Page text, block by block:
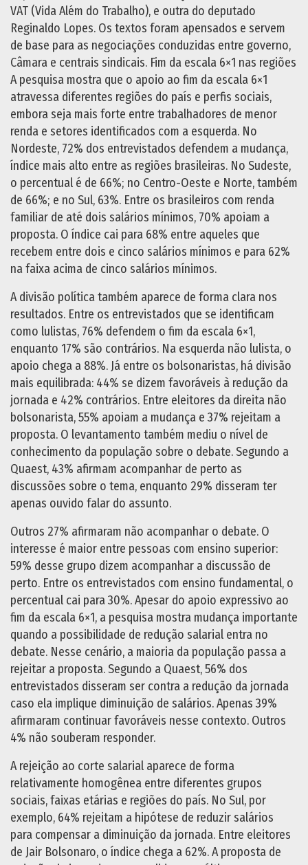
VAT (Vida Além do Trabalho), e outra do deputado
Reginaldo Lopes. Os textos foram apensados e servem
de base para as negociações conduzidas entre governo,
Câmara e centrais sindicais. Fim da escala 6×1 nas regiões
A pesquisa mostra que o apoio ao fim da escala 6×1
atravessa diferentes regiões do país e perfis sociais,
embora seja mais forte entre trabalhadores de menor
renda e setores identificados com a esquerda. No
Nordeste, 72% dos entrevistados defendem a mudança,
índice mais alto entre as regiões brasileiras. No Sudeste,
o percentual é de 66%; no Centro-Oeste e Norte, também
de 66%; e no Sul, 63%. Entre os brasileiros com renda
familiar de até dois salários mínimos, 70% apoiam a
proposta. O índice cai para 68% entre aqueles que
recebem entre dois e cinco salários mínimos e para 62%
na faixa acima de cinco salários mínimos.
A divisão política também aparece de forma clara nos
resultados. Entre os entrevistados que se identificam
como lulistas, 76% defendem o fim da escala 6×1,
enquanto 17% são contrários. Na esquerda não lulista, o
apoio chega a 88%. Já entre os bolsonaristas, há divisão
mais equilibrada: 44% se dizem favoráveis à redução da
jornada e 42% contrários. Entre eleitores da direita não
bolsonarista, 55% apoiam a mudança e 37% rejeitam a
proposta. O levantamento também mediu o nível de
conhecimento da população sobre o debate. Segundo a
Quaest, 43% afirmam acompanhar de perto as
discussões sobre o tema, enquanto 29% disseram ter
apenas ouvido falar do assunto.
Outros 27% afirmaram não acompanhar o debate. O
interesse é maior entre pessoas com ensino superior:
59% desse grupo dizem acompanhar a discussão de
perto. Entre os entrevistados com ensino fundamental, o
percentual cai para 30%. Apesar do apoio expressivo ao
fim da escala 6×1, a pesquisa mostra mudança importante
quando a possibilidade de redução salarial entra no
debate. Nesse cenário, a maioria da população passa a
rejeitar a proposta. Segundo a Quaest, 56% dos
entrevistados disseram ser contra a redução da jornada
caso ela implique diminuição de salários. Apenas 39%
afirmaram continuar favoráveis nesse contexto. Outros
4% não souberam responder.
A rejeição ao corte salarial aparece de forma
relativamente homogênea entre diferentes grupos
sociais, faixas etárias e regiões do país. No Sul, por
exemplo, 64% rejeitam a hipótese de reduzir salários
para compensar a diminuição da jornada. Entre eleitores
de Jair Bolsonaro, o índice chega a 62%. A proposta de